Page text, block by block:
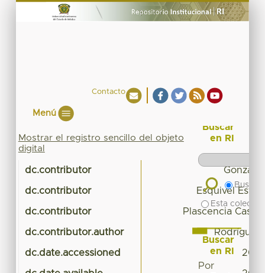
Contacto
Menú
Mostrar el registro sencillo del objeto
digital
dc.contributor
dc.contributor Esquivel
dc.contributor Plascencia
dc.contributor.author Rodríguez
dc.date.accessioned
Buscar
en RI
Buscar
Esta
Buscar
en RI
Por